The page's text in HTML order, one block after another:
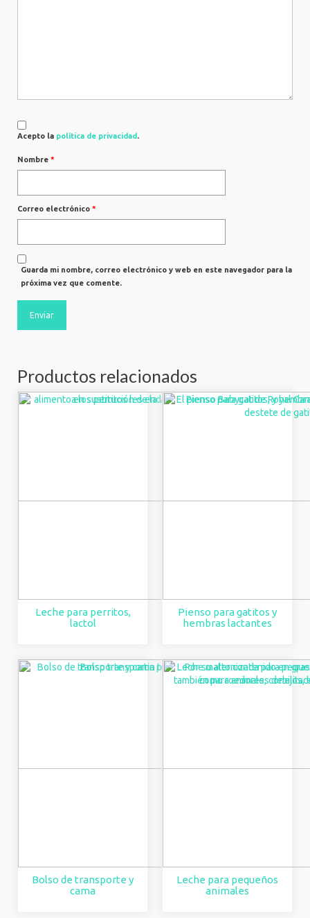
Acepto la política de privacidad.
Nombre *
Correo electrónico *
Guarda mi nombre, correo electrónico y web en este navegador para la
próxima vez que comente.
Productos relacionados
Leche para perritos,
lactol
Pienso para gatitos y
hembras lactantes
Bolso de transporte y
cama
Leche para pequeños
animales